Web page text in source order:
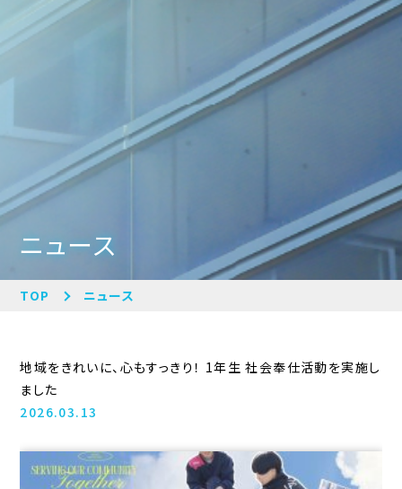
ニュース
TOP ニュース
地域をきれいに、心もすっきり！ 1年生 社会奉仕活動を実施し
ました
2026.03.13